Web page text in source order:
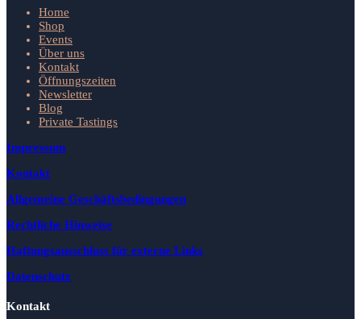
Home
Shop
Events
Über uns
Kontakt
Öffnungszeiten
Newsletter
Blog
Private Tastings
Impressum
Kontakt
Allgemeine Geschäftsbedingungen
Rechtliche Hinweise
Haftungsausschluss für externe Links
Datenschutz
Kontakt